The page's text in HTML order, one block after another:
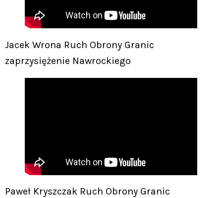
Jacek Wrona Ruch Obrony Granic
zaprzysiężenie Nawrockiego
Paweł Kryszczak Ruch Obrony Granic